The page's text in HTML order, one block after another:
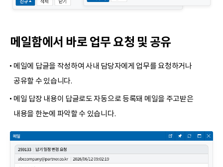
메일함에서 바로 업무 요청 및 공유
메일에 답글을 작성하여 사내 담당자에게 업무를 요청하거나
공유할 수 있습니다.
메일 답장 내용이 답글로도 자동으로 등록돼 메일을 주고받은
내용을 한눈에 파악할 수 있습니다.